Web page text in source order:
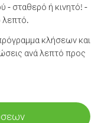
- σταθερό ή κινητό! -
λεπτό.
κλήσεων και
ανά λεπτό προς